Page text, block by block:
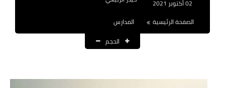
العقود والاجور اليومية
الرواتب
الصفحة الرئيسية
المدارس
الحجم